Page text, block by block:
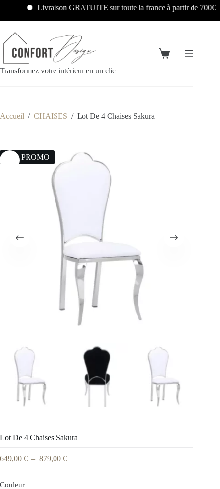
Livraison GRATUITE sur toute la france à partir de 700€
Transformez votre intérieur en un clic
Accueil / CHAISES / Lot De 4 Chaises Sakura
28% PROMO
Lot De 4 Chaises Sakura
649,00 € – 879,00 €
Couleur